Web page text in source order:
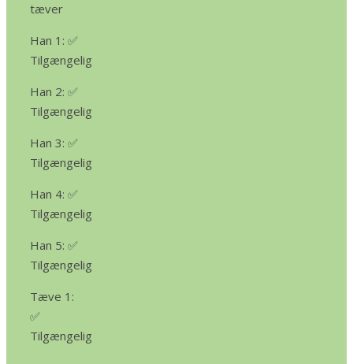
tæver
Han 1: ✅
Tilgængelig
Han 2: ✅
Tilgængelig
Han 3: ✅
Tilgængelig
Han 4: ✅
Tilgængelig
Han 5: ✅
Tilgængelig
Tæve 1:
✅
Tilgængelig